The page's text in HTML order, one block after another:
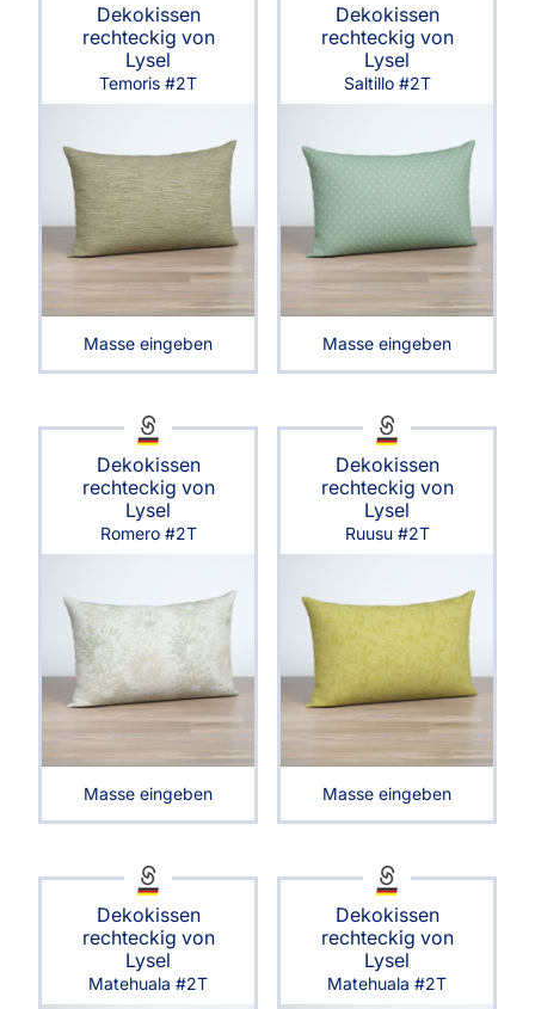
Dekokissen
rechteckig von
Lysel
Temoris #2T
Masse eingeben
Dekokissen
rechteckig von
Lysel
Saltillo #2T
Masse eingeben
Dekokissen
rechteckig von
Lysel
Romero #2T
Masse eingeben
Dekokissen
rechteckig von
Lysel
Ruusu #2T
Masse eingeben
Dekokissen
rechteckig von
Lysel
Matehuala #2T
Dekokissen
rechteckig von
Lysel
Matehuala #2T